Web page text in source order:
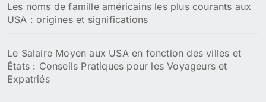
Les noms de famille américains les plus courants aux
USA : origines et significations
Le Salaire Moyen aux USA en fonction des villes et
États : Conseils Pratiques pour les Voyageurs et
Expatriés